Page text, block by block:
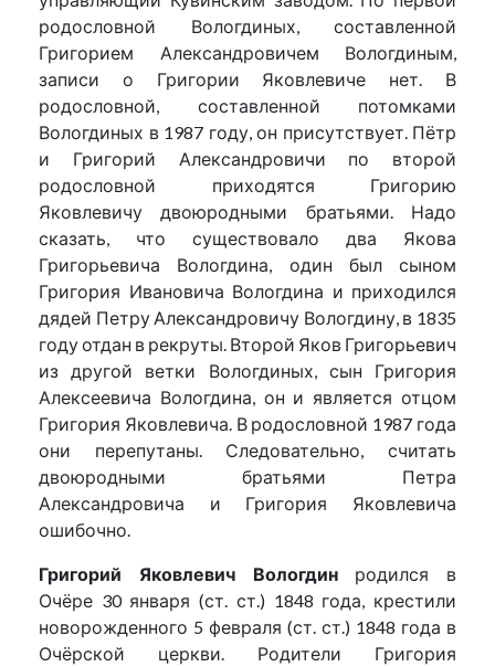
родословной Вологдиных, составленной
Григорием Александровичем Вологдиным,
записи о Григории Яковлевиче нет. В
родословной, составленной потомками
Вологдиных в 1987 году, он присутствует. Пётр
и Григорий Александровичи по второй
родословной приходятся Григорию
Яковлевичу двоюродными братьями. Надо
сказать, что существовало два Якова
Григорьевича Вологдина, один был сыном
Григория Ивановича Вологдина и приходился
дядей Петру Александровичу Вологдину, в 1835
году отдан в рекруты. Второй Яков Григорьевич
из другой ветки Вологдиных, сын Григория
Алексеевича Вологдина, он и является отцом
Григория Яковлевича. В родословной 1987 года
они перепутаны. Следовательно, считать
двоюродными братьями Петра
Александровича и Григория Яковлевича
ошибочно.
Григорий Яковлевич Вологдинродился в
Очёре 30 января (ст. ст.) 1848 года, крестили
новорожденного 5 февраля (ст. ст.) 1848 года в
Очёрской церкви. Родители Григория